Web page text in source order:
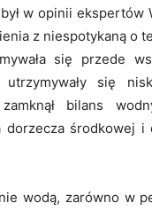
w opinii ekspertów
z niespotykaną o
się przede
się
bilans
dorzecza środkowej
wodą, zarówno w